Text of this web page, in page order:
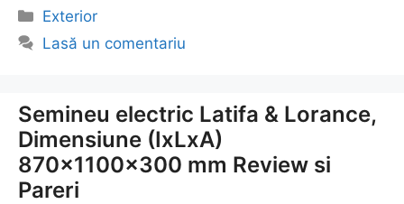
Categorii
Exterior
Lasă un comentariu
Semineu electric Latifa & Lorance,
Dimensiune (IxLxA)
870x1100x300 mm Review si
Pareri